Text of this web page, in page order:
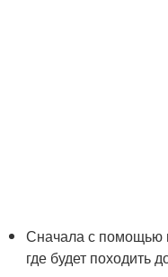
Сначала с помощью
где будет походить